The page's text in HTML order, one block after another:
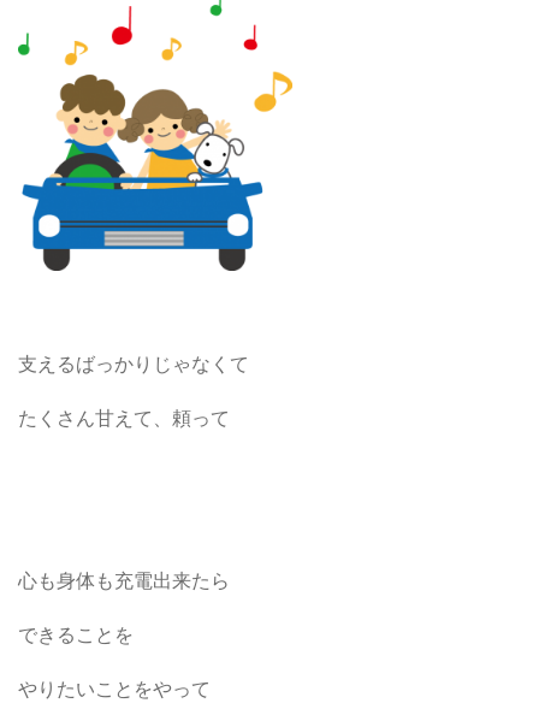
支えるばっかりじゃなくて
たくさん甘えて、頼って
心も身体も充電出来たら
できることを
やりたいことをやって